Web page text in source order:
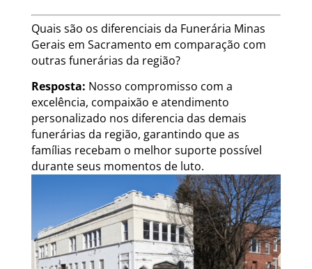
Quais são os diferenciais da Funerária Minas
Gerais em Sacramento em comparação com
outras funerárias da região?
Resposta: Nosso compromisso com a
excelência, compaixão e atendimento
personalizado nos diferencia das demais
funerárias da região, garantindo que as
famílias recebam o melhor suporte possível
durante seus momentos de luto.